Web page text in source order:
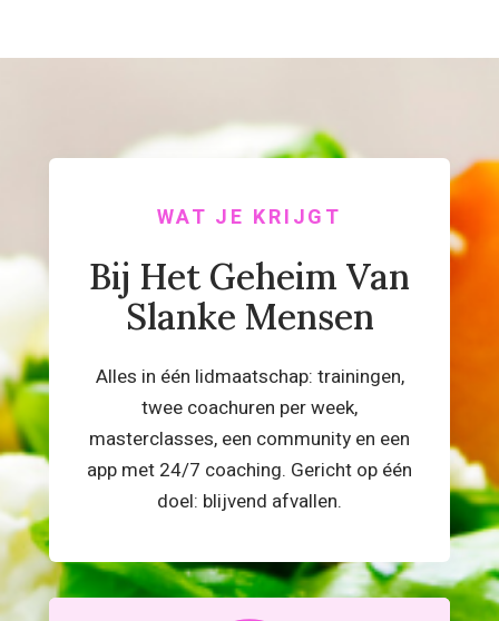
WAT JE KRIJGT
Bij Het Geheim Van
Slanke Mensen
Alles in één lidmaatschap: trainingen,
twee coachuren per week,
masterclasses, een community en een
app met 24/7 coaching. Gericht op één
doel: blijvend afvallen.